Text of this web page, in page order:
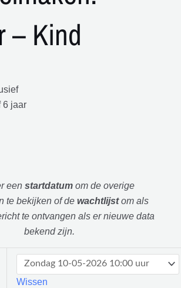
– Kind
6 jaar
een startdatum om de overige
te bekijken of de wachtlijstom als
te ontvangen als er nieuwe data
bekend zijn.
Wissen